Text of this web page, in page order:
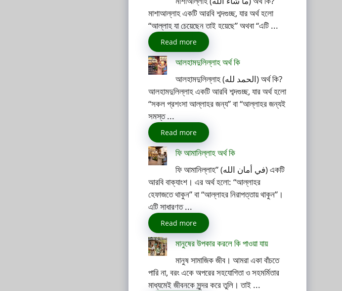
মাশাআল্লাহ একটি আরবি শব্দগুচ্ছ, যার অর্থ হলো
“আল্লাহ যা চেয়েছেন তাই হয়েছে” অথবা “এটি ...
Read more
আলহামদুলিল্লাহ অর্থ কি
আলহামদুলিল্লাহ (الحمد لله) অর্থ কি?
আলহামদুলিল্লাহ একটি আরবি শব্দগুচ্ছ, যার অর্থ হলো
“সকল প্রশংসা আল্লাহর জন্য” বা “আল্লাহর জন্যই
সমস্ত ...
Read more
ফি আমানিল্লাহ অর্থ কি
ফি আমানিল্লাহ” (في أمان الله) একটি
আরবি বাক্যাংশ। এর অর্থ হলো: “আল্লাহর
হেফাজতে থাকুন” বা “আল্লাহর নিরাপত্তায় থাকুন”।
এটি সাধারণত ...
Read more
মানুষের উপকার করলে কি পাওয়া যায়
মানুষ সামাজিক জীব। আমরা একা বাঁচতে
পারি না, বরং একে অপরের সহযোগিতা ও সহমর্মিতার
মাধ্যমেই জীবনকে সুন্দর করে তুলি। তাই ...